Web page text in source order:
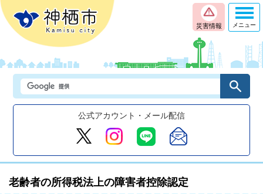
災害情報
公式アカウント・メール配信
メニュー
老齢者の所得税法上の障害者控除認定